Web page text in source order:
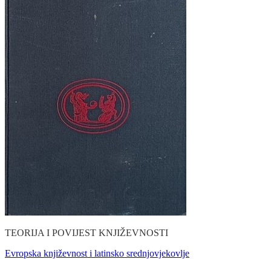
TEORIJA I POVIJEST KNJIŽEVNOSTI
Evropska književnost i latinsko srednjovjekovlje